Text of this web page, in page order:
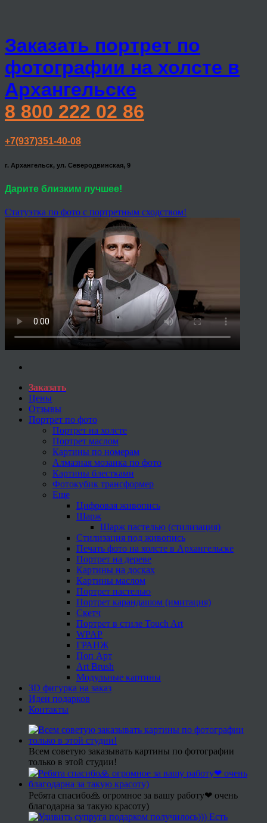
Заказать портрет по
фотографии на холсте в
Архангельске
8 800 222 02 86
+7(937)351-40-08
г. Архангельск, ул. Северодвинская, 9
Дарите близким лучшее!
Статуэтка по фото с портретным сходством!
Заказать
Цены
Отзывы
Портрет по фото
Портрет на холсте
Портрет маслом
Картины по номерам
Алмазная мозаика по фото
Картины блестками
Фотокубик трансформер
Еще
Цифровая живопись
Шарж
Шарж пастелью (стилизация)
Стилизация под живопись
Печать фото на холсте в Архангельске
Портрет на дереве
Картины на досках
Картины маслом
Портрет пастелью
Портрет карандашом (имитация)
Скетч
Портрет в стиле Touch Art
WPAP
ГРАНЖ
Поп Арт
Art Brush
Модульные картины
3D фигурка на заказ
Идеи подарков
Контакты
Всем советую заказывать картины по фотографии
только в этой студии!
Ребята спасибо🙏 огромное за вашу работу❤ очень
благодарна за такую красоту)